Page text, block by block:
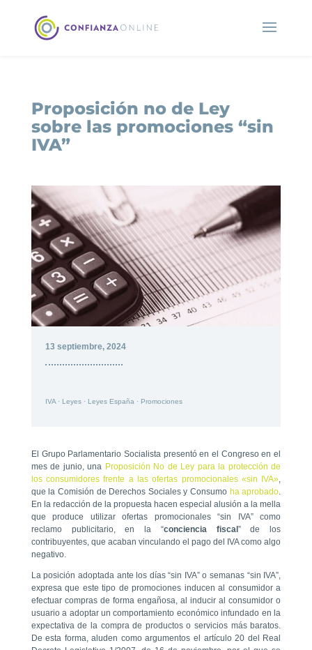
Proposición no de Ley
sobre las promociones “sin
IVA”
13 septiembre, 2024
IVA· Leyes· Leyes España · Promociones
El Grupo Parlamentario Socialista presentó en el Congreso en el
mes de junio, una Proposición No de Ley para la protección de
los consumidores frente a las ofertas promocionales «sin IVA»
que la Comisión de Derechos Sociales y Consumo ha aprobado
En la redacción de la propuesta hacen especial alusión a la mella
que produce utilizar ofertas promocionales “sin IVA” como
reclamo publicitario, en la “conciencia fiscal” de los
contribuyentes, que acaban vinculando el pago del IVA como algo
negativo.
La posición adoptada ante los días “sin IVA” o semanas “sin IVA”,
expresa que este tipo de promociones inducen al consumidor a
efectuar compras de forma engañosa, al inducir al consumidor o
usuario a adoptar un comportamiento económico infundado en la
expectativa de la compra de productos o servicios más baratos.
De esta forma, aluden como argumentos el artículo 20 del Real